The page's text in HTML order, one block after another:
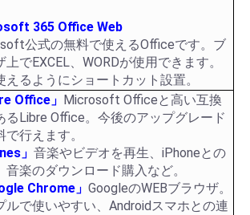
365 Office Web
公式の無料で使えるOfficeです。ブ
上でEXCEL、WORDが使用できます。
えるようにショートカット設置。
Office」 Microsoft Officeと高い互換
るLibre Office。今後のアップグレード
で行えます。
」 音楽やビデオを再生、iPhoneとの
音楽のダウンロード購入など。
Chrome」 GoogleのWEBブラウザ。
ルで使いやすい、Androidスマホとの連